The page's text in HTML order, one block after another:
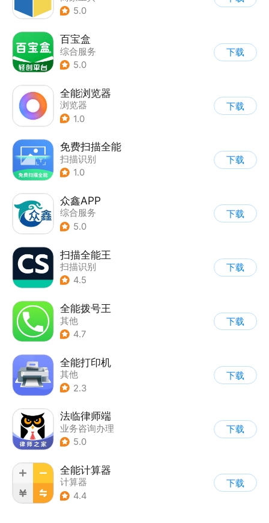
5.0
百宝盒
综合服务
5.0
下载
全能浏览器
浏览器
1.0
下载
免费扫描全能
扫描识别
1.0
下载
众鑫APP
综合服务
5.0
下载
扫描全能王
扫描识别
4.5
下载
全能拨号王
其他
4.7
下载
全能打印机
其他
2.3
下载
法临律师端
业务咨询办理
5.0
下载
全能计算器
计算器
4.4
下载